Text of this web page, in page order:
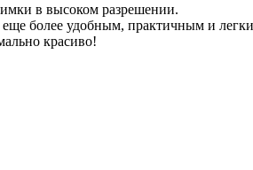
в высоком разрешении.
более удобным, практичным и
красиво!